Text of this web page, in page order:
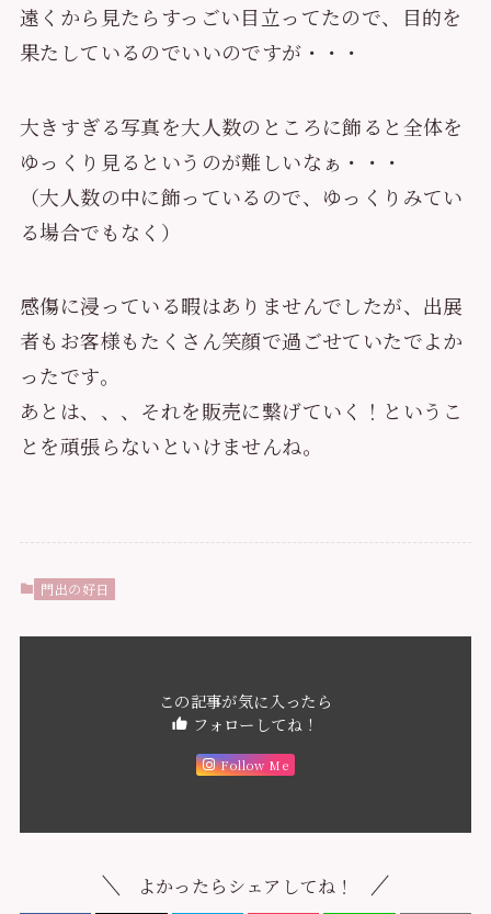
遠くから見たらすっごい目立ってたので、目的を
果たしているのでいいのですが・・・
大きすぎる写真を大人数のところに飾ると全体を
ゆっくり見るというのが難しいなぁ・・・
（大人数の中に飾っているので、ゆっくりみてい
る場合でもなく）
感傷に浸っている暇はありませんでしたが、出展
者もお客様もたくさん笑顔で過ごせていたでよか
ったです。
あとは、、、それを販売に繋げていく！というこ
とを頑張らないといけませんね。
門出の好日
この記事が気に入ったら
フォローしてね！
Follow Me
よかったらシェアしてね！